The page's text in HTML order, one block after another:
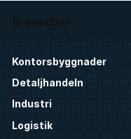
Branscher
Kontorsbyggnader
Detaljhandeln
Industri
Logistik